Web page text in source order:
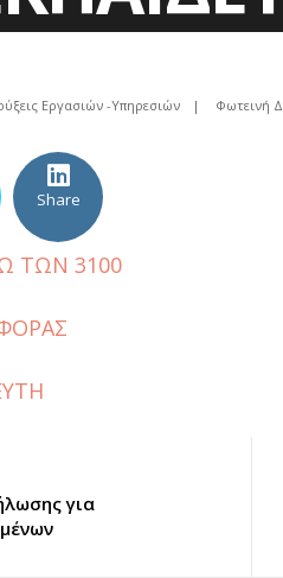
Εργασιών -Υπηρεσιών | Φωτεινή
Share
ΤΩΝ 3100
για